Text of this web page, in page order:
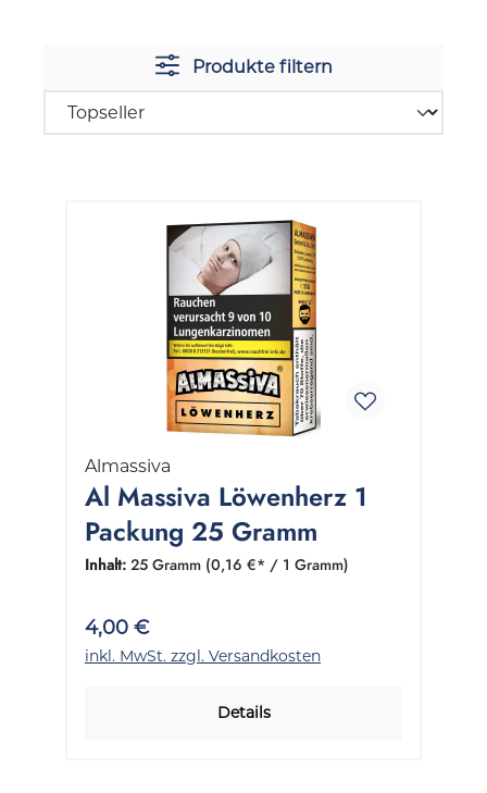
Produkte filtern
Almassiva
Al Massiva Löwenherz 1
Packung 25 Gramm
Inhalt: 25 Gramm (0,16 €* / 1 Gramm)
4,00 €
inkl. MwSt. zzgl. Versandkosten
Details